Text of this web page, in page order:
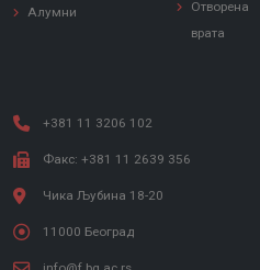
Алумни
Отворена
врата
+381 11 3206 102
Факс: +381 11 2639 356
Чика Љубина 18-20
11000 Београд